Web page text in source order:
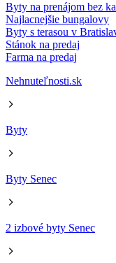
Byty na prenájom bez
Najlacnejšie bungalovy
Byty s terasou v
Stánok na predaj
Farma na predaj
Nehnuteľnosti.sk
Byty
Byty Senec
2 izbové byty Senec